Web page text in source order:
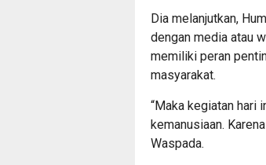
Dia melanjutkan,
dengan media atau
memiliki peran
masyarakat.
“Maka kegiatan hari
kemanusiaan.
Waspada.